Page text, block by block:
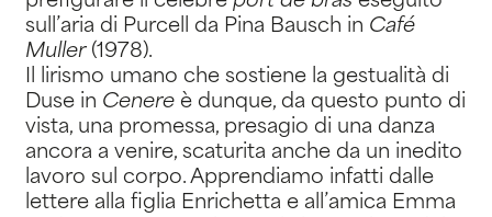
sull’aria di Purcell da Pina Bausch in Café
Muller(1978).
Il lirismo umano che sostiene la gestualità di
Duse in Cenereè dunque, da questo punto di
vista, una promessa, presagio di una danza
ancora a venire, scaturita anche da un inedito
lavoro sul corpo. Apprendiamo infatti dalle
lettere alla figlia Enrichetta e all’amica Emma